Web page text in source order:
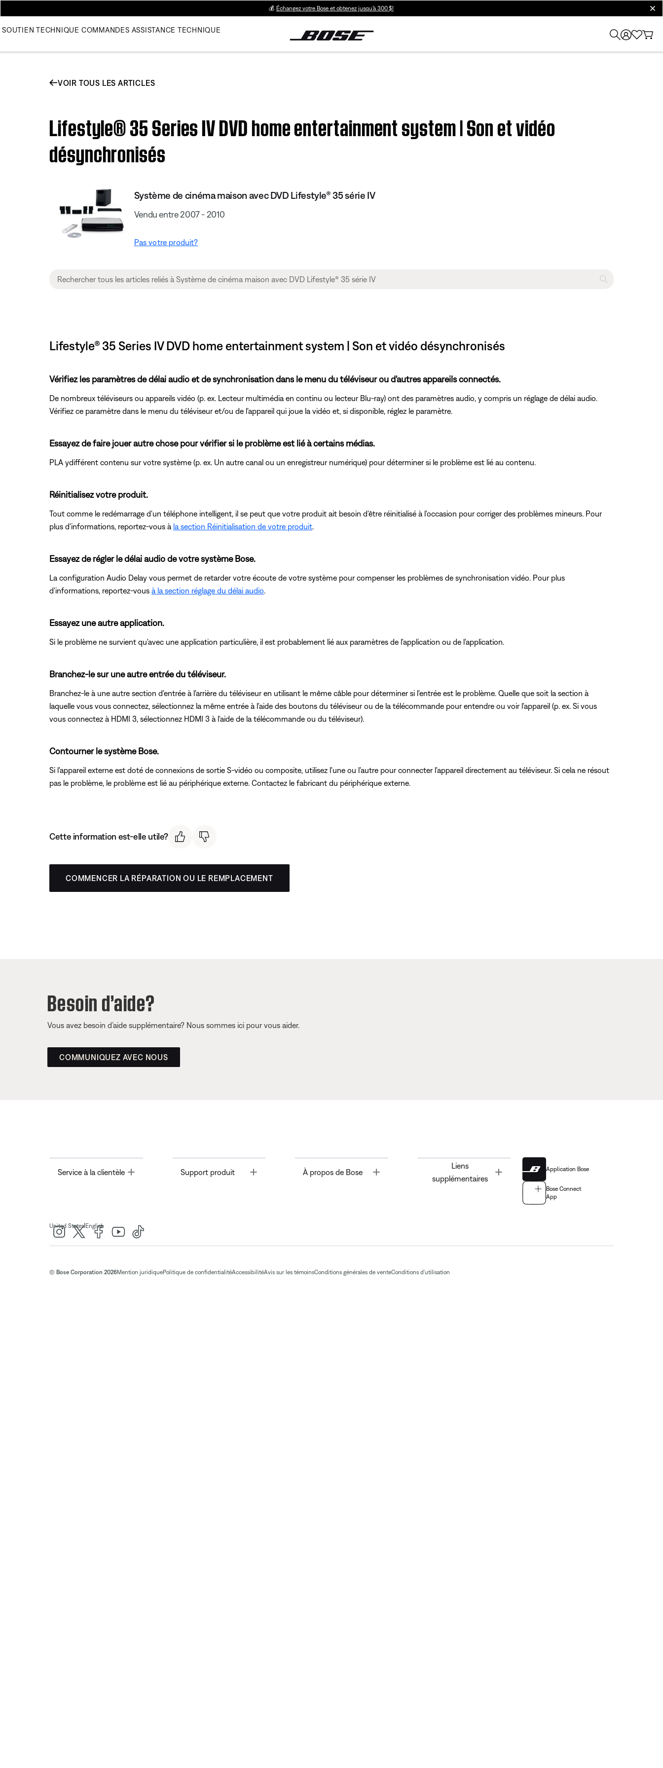
💰 Échangez votre Bose et obtenez jusqu’à 300 $!
SOUTIEN TECHNIQUE COMMANDES ASSISTANCE TECHNIQUE
VOIR TOUS LES ARTICLES
Lifestyle® 35 Series IV DVD home entertainment system | Son et vidéo
désynchronisés
Système de cinéma maison avec DVD Lifestyle® 35 série IV
Vendu entre 2007 - 2010
Pas votre produit?
Lifestyle® 35 Series IV DVD home entertainment system | Son et vidéo désynchronisés
Vérifiez les paramètres de délai audio et de synchronisation dans le menu du téléviseur ou d'autres appareils connectés.
De nombreux téléviseurs ou appareils vidéo (p. ex. Lecteur multimédia en continu ou lecteur Blu-ray) ont des paramètres audio, y compris un réglage de délai audio.
Vérifiez ce paramètre dans le menu du téléviseur et/ou de l'appareil qui joue la vidéo et, si disponible, réglez le paramètre.
Essayez de faire jouer autre chose pour vérifier si le problème est lié à certains médias.
PLA ydifférent contenu sur votre système (p. ex. Un autre canal ou un enregistreur numérique) pour déterminer si le problème est lié au contenu.
Réinitialisez votre produit.
Tout comme le redémarrage d'un téléphone intelligent, il se peut que votre produit ait besoin d'être réinitialisé à l'occasion pour corriger des problèmes mineurs. Pour
plus d'informations, reportez-vous à la section Réinitialisation de votre produit
Essayez de régler le délai audio de votre système Bose.
La configuration Audio Delay vous permet de retarder votre écoute de votre système pour compenser les problèmes de synchronisation vidéo. Pour plus
d'informations, reportez-vous à la section réglage du délai audio
Essayez une autre application.
Si le problème ne survient qu'avec une application particulière, il est probablement lié aux paramètres de l'application ou de l'application.
Branchez-le sur une autre entrée du téléviseur.
Branchez-le à une autre section d'entrée à l'arrière du téléviseur en utilisant le même câble pour déterminer si l'entrée est le problème. Quelle que soit la section à
laquelle vous vous connectez, sélectionnez la même entrée à l'aide des boutons du téléviseur ou de la télécommande pour entendre ou voir l'appareil (p. ex. Si vous
vous connectez à HDMI 3, sélectionnez HDMI 3 à l'aide de la télécommande ou du téléviseur).
Contourner le système Bose.
Si l'appareil externe est doté de connexions de sortie S-vidéo ou composite, utilisez l'une ou l'autre pour connecter l'appareil directement au téléviseur. Si cela ne résout
pas le problème, le problème est lié au périphérique externe. Contactez le fabricant du périphérique externe.
Cette information est-elle utile?
COMMENCER LA RÉPARATION OU LE REMPLACEMENT
Besoin d’aide?
Vous avez besoin d’aide supplémentaire? Nous sommes ici pour vous aider.
COMMUNIQUEZ AVEC NOUS
Service à la clientèle Toggle Support produit À propos de Bose Toggle
Liens
supplémentaires
Application Bose
Bose Connect
App
United States| English
© Bose Corporation 2026Mention juridiquePolitique de confidentialitéAccessibilitéAvis sur les témoinsConditions générales de venteConditions d'utilisation